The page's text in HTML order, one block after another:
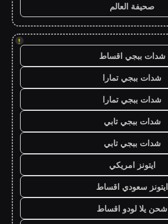
صحيفة العالم
!
شدات ببجي اقساط
شدات ببجي تمارا
شدات ببجي تمارا
شدات ببجي تابي
شدات ببجي تابي
ايتونز امريكي
ايتونز سعودي اقساط
شحن يلا لودو اقساط